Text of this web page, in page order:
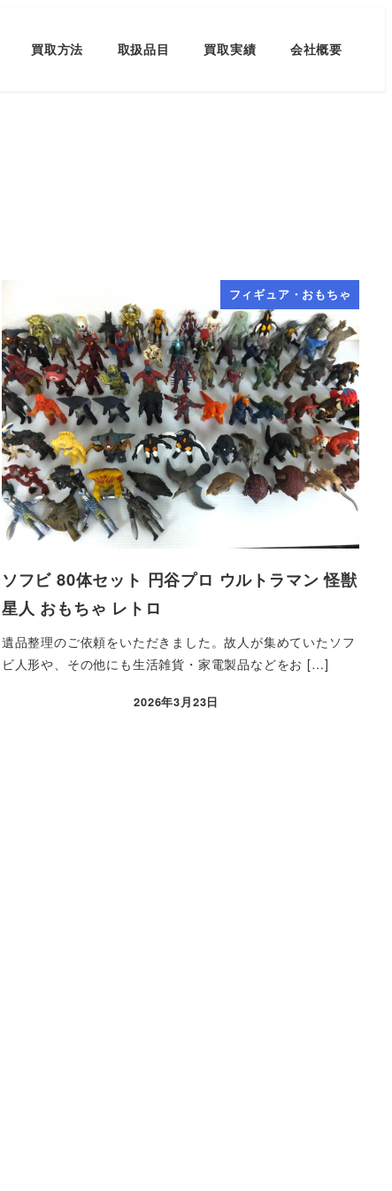
買取方法 取扱品目 買取実績 会社概要
フィギュア・おもちゃ
ソフビ 80体セット 円谷プロ ウルトラマン 怪獣
星人 おもちゃ レトロ
遺品整理のご依頼をいただきました。故人が集めていたソフ
ビ人形や、その他にも生活雑貨・家電製品などをお […]
2026年3月23日